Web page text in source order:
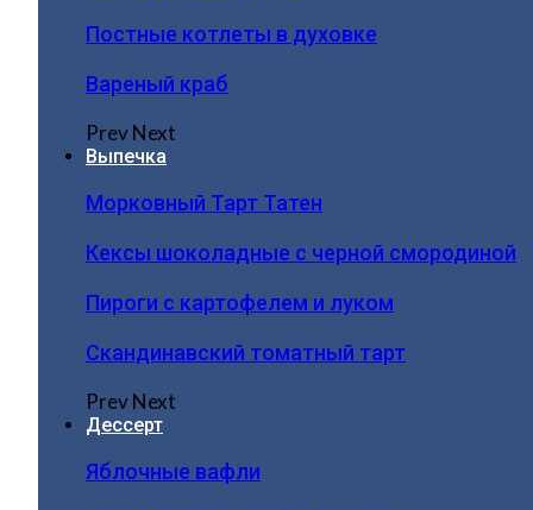
Постные котлеты в духовке
Вареный краб
PrevNext
Выпечка
Морковный Тарт Татен
Кексы шоколадные с черной смородиной
Пироги c картофелем и луком
Скандинавский томатный тарт
PrevNext
Дессерт
Яблочные вафли